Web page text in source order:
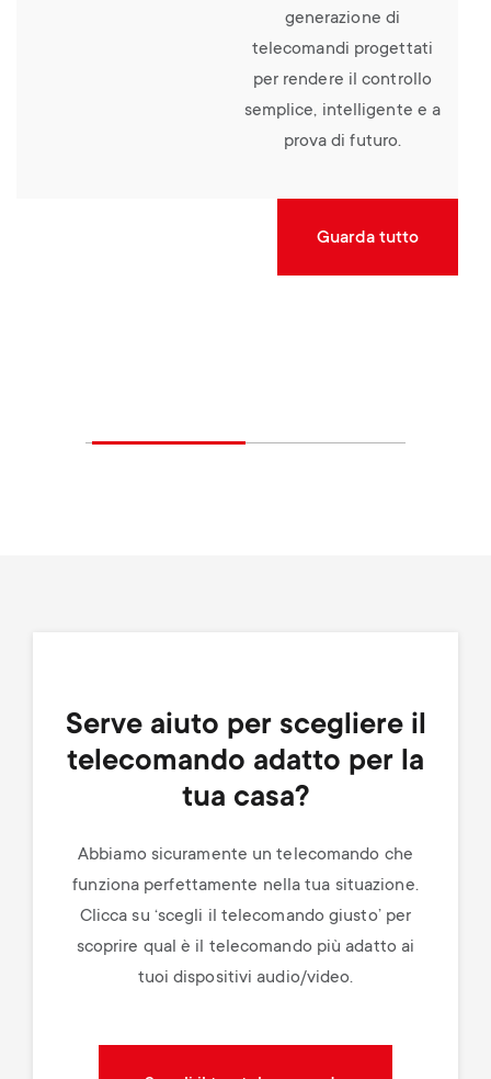
generazione di
telecomandi progettati
per rendere il controllo
semplice, intelligente e a
prova di futuro.
Guarda tutto
Serve aiuto per scegliere il
telecomando adatto per la
tua casa?
Abbiamo sicuramente un telecomando che
funziona perfettamente nella tua situazione.
Clicca su ‘scegli il telecomando giusto’ per
scoprire qual è il telecomando più adatto ai
tuoi dispositivi audio/video.